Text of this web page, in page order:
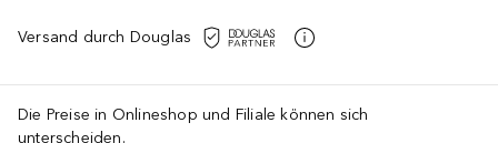
Versand durch Douglas
Die Preise in Onlineshop und Filiale können sich
unterscheiden.